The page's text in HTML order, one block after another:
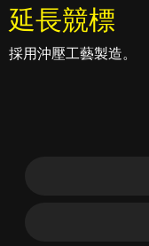
延長競標
採用沖壓工藝製造。